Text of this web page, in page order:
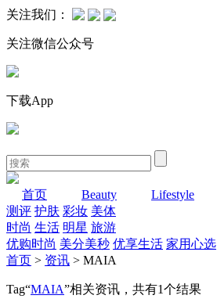
关注我们：
关注微信公众号
下载App
首页 Beauty Lifestyle
测评 护肤 彩妆 美体
时尚 生活 明星 旅游
优购时尚 美分美秒 优享生活 家用心选
首页 > 资讯 > MAIA
Tag“MAIA”相关资讯，共有1个结果